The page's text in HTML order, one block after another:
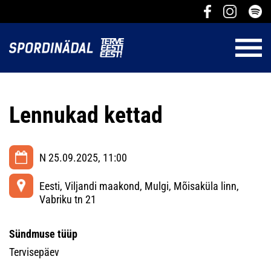
Lennukad kettad
N 25.09.2025, 11:00
Eesti, Viljandi maakond, Mulgi, Mõisaküla linn,
Vabriku tn 21
Sündmuse tüüp
Tervisepäev